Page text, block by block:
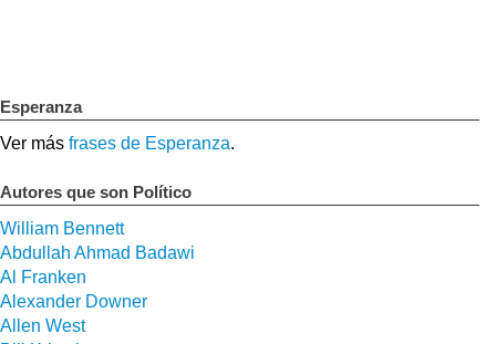
Esperanza
Ver más frases de Esperanza.
Autores que son Político
William Bennett
Abdullah Ahmad Badawi
Al Franken
Alexander Downer
Allen West